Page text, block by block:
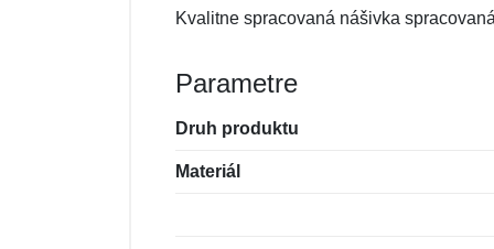
Kvalitne spracovaná nášivka
Parametre
Druh produktu
Materiál